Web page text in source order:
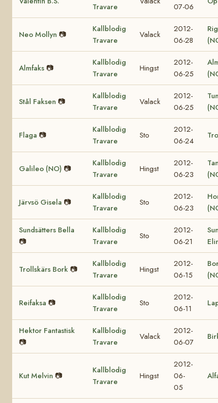
Travare
07-06
Neo Mollyn 📷
Kallblodig
Travare
Valack
2012-
06-28
Almfaks 📷
Kallblodig
Travare
Hingst
2012-
06-25
Stål Faksen 📷
Kallblodig
Travare
Valack
2012-
06-25
Flaga 📷
Kallblodig
Travare
Sto
2012-
06-24
Galileo (NO) 📷
Kallblodig
Travare
Hingst
2012-
06-23
Järvsö Gisela 📷
Kallblodig
Travare
Sto
2012-
06-23
Sundsätters Bella
📷
Kallblodig
Travare
Sto
2012-
06-21
Trollskärs Bork 📷
Kallblodig
Travare
Hingst
2012-
06-15
Reifaksa 📷
Kallblodig
Travare
Sto
2012-
06-11
Hektor Fantastisk
📷
Kallblodig
Travare
Valack
2012-
06-07
Kut Melvin 📷
Kallblodig
Travare
Hingst
2012-
06-
05